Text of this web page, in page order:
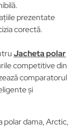
prezentate
corectă.
Jacheta polar
competitive din
comparatorul
și
dama, Arctic,